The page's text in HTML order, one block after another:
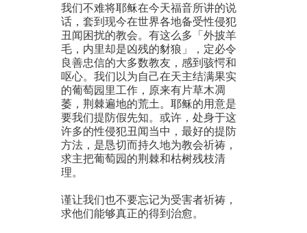
我们不难将耶稣在今天福音所讲的说
话，套到现今在世界各地备受性侵犯
丑闻困扰的教会。有这么多「外披羊
毛，内里却是凶残的豺狼」，定必令
良善忠信的大多数教友，感到骇愕和
呕心。我们以为自己在天主结满果实
的葡萄园里工作，原来有片草木凋
萎，荆棘遍地的荒土。耶稣的用意是
要我们提防假先知。或许，处身于这
许多的性侵犯丑闻当中，最好的提防
方法，是恳切而持久地为教会祈祷，
求主把葡萄园的荆棘和枯树残枝清
理。
谨让我们也不要忘记为受害者祈祷，
求他们能够真正的得到治愈。